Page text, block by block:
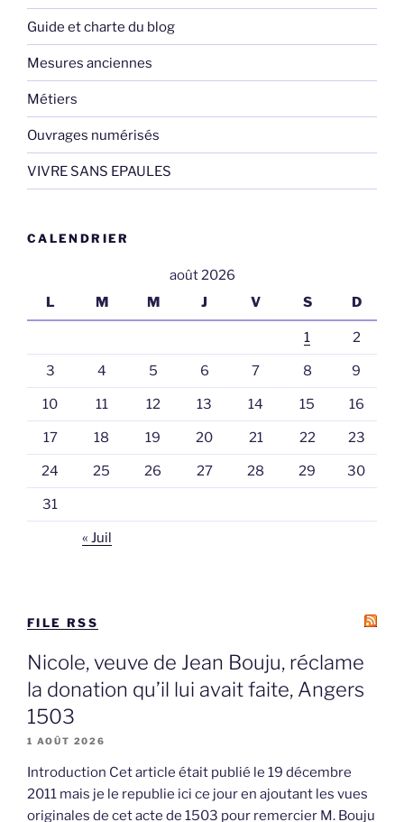
Guide et charte du blog
Mesures anciennes
Métiers
Ouvrages numérisés
VIVRE SANS EPAULES
CALENDRIER
août 2026
L
M M J V S D
1 2
3 4 5 6 7 8 9
10 11 12 13 14 15 16
17 18 19 20 21 22 23
24 25 26 27 28 29 30
31
« Juil
FILE RSS
Nicole, veuve de Jean Bouju, réclame
la donation qu’il lui avait faite, Angers
1503
1 AOÛT 2026
Introduction Cet article était publié le 19 décembre
2011 mais je le republie ici ce jour en ajoutant les vues
originales de cet acte de 1503 pour remercier M. Bouju